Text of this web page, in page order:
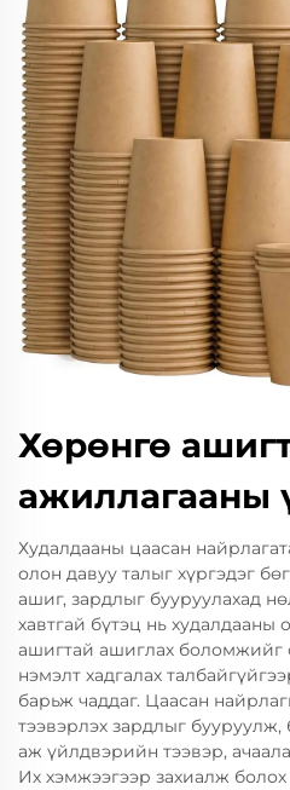
Хөрөнгө
ажиллагааны
Худалдааны цаасан
олон давуу талыг хүргэдэг
ашиг, зардлыг бууруулахад
хавтгай бүтэц нь худалдааны
ашигтай ашиглах боломжийг
нэмэлт хадгалах
барьж чаддаг. Цаасан
тээвэрлэх зардлыг бууруулж,
аж үйлдвэрийн тээвэр,
Их хэмжээгээр захиалж